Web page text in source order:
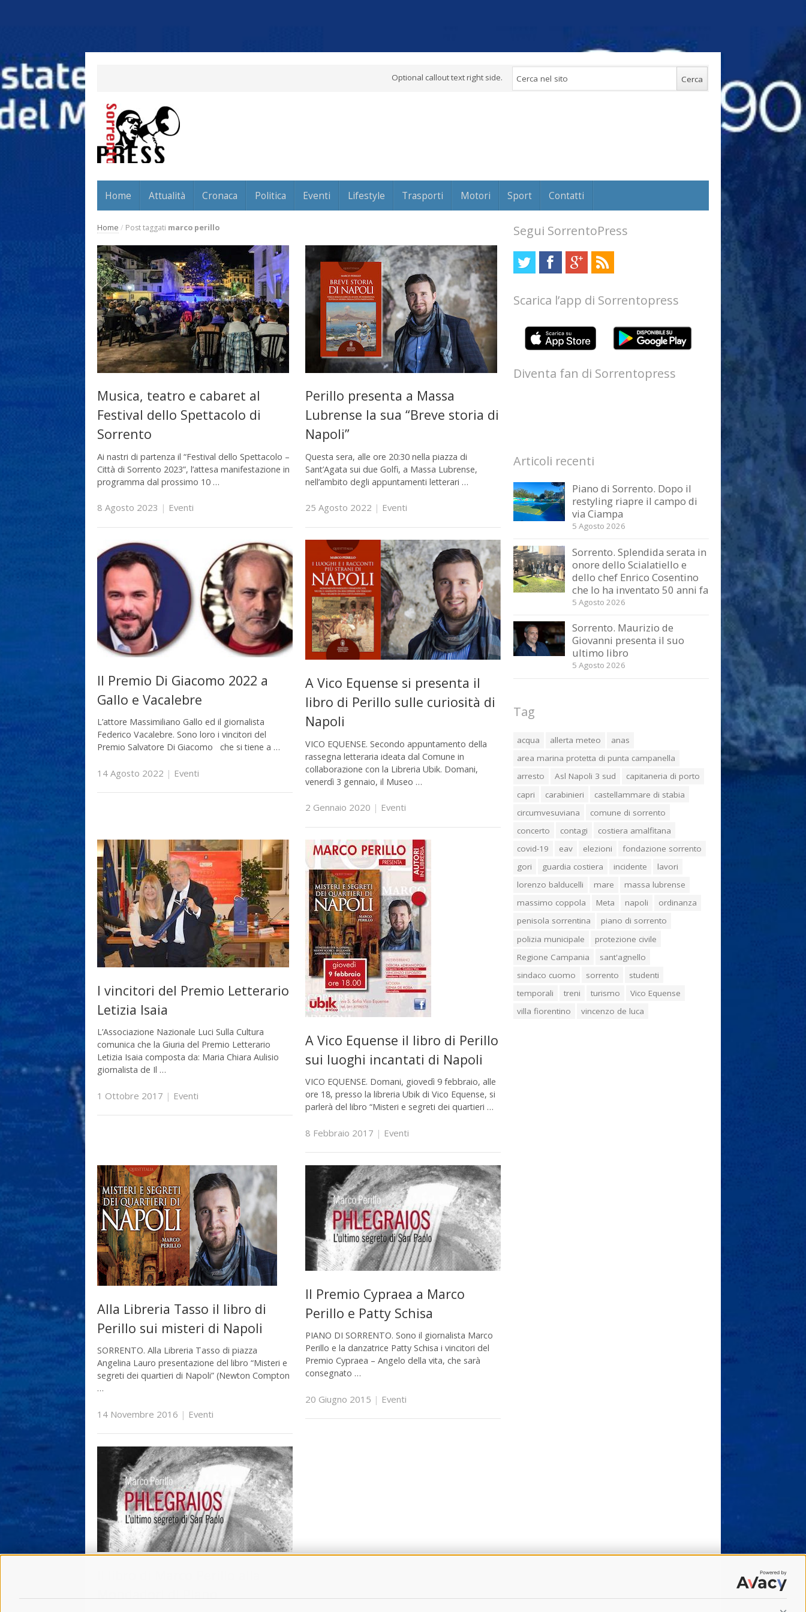
Optional callout text right side.
Home Attualità Cronaca Politica Eventi Lifestyle Trasporti Motori Sport Contatti
Home / Post taggati marco perillo
Musica, teatro e cabaret al
Festival dello Spettacolo di
Sorrento
Ai nastri di partenza il “Festival dello Spettacolo –
Città di Sorrento 2023”, l’attesa manifestazione in
programma dal prossimo 10 …
8 Agosto 2023 | Eventi
Perillo presenta a Massa
Lubrense la sua “Breve storia di
Napoli”
Questa sera, alle ore 20:30 nella piazza di
Sant’Agata sui due Golfi, a Massa Lubrense,
nell’ambito degli appuntamenti letterari …
25 Agosto 2022 | Eventi
Il Premio Di Giacomo 2022 a
Gallo e Vacalebre
L’attore Massimiliano Gallo ed il giornalista
Federico Vacalebre. Sono loro i vincitori del
Premio Salvatore Di Giacomo che si tiene a …
14 Agosto 2022 | Eventi
A Vico Equense si presenta il
libro di Perillo sulle curiosità di
Napoli
VICO EQUENSE. Secondo appuntamento della
rassegna letteraria ideata dal Comune in
collaborazione con la Libreria Ubik. Domani,
venerdì 3 gennaio, il Museo …
2 Gennaio 2020 | Eventi
I vincitori del Premio Letterario
Letizia Isaia
L’Associazione Nazionale Luci Sulla Cultura
comunica che la Giuria del Premio Letterario
Letizia Isaia composta da: Maria Chiara Aulisio
giornalista de Il …
1 Ottobre 2017 | Eventi
A Vico Equense il libro di Perillo
sui luoghi incantati di Napoli
VICO EQUENSE. Domani, giovedì 9 febbraio, alle
ore 18, presso la libreria Ubik di Vico Equense, si
parlerà del libro “Misteri e segreti dei quartieri …
8 Febbraio 2017 | Eventi
Alla Libreria Tasso il libro di
Perillo sui misteri di Napoli
SORRENTO. Alla Libreria Tasso di piazza
Angelina Lauro presentazione del libro “Misteri e
segreti dei quartieri di Napoli” (Newton Compton
…
14 Novembre 2016 | Eventi
Il Premio Cypraea a Marco
Perillo e Patty Schisa
PIANO DI SORRENTO. Sono il giornalista Marco
Perillo e la danzatrice Patty Schisa i vincitori del
Premio Cypraea – Angelo della vita, che sarà
consegnato …
20 Giugno 2015 | Eventi
Mondadori di Piano
Segui SorrentoPress
Scarica l’app di Sorrentopress
Diventa fan di Sorrentopress
Articoli recenti
Piano di Sorrento. Dopo il
restyling riapre il campo di
via Ciampa
5 Agosto 2026
Sorrento. Splendida serata in
onore dello Scialatiello e
dello chef Enrico Cosentino
che lo ha inventato 50 anni fa
5 Agosto 2026
Sorrento. Maurizio de
Giovanni presenta il suo
ultimo libro
5 Agosto 2026
Tag
acqua allerta meteo
anas
area marina protetta di punta campanella
arresto
Asl Napoli 3 sud
capitaneria di porto
capri
carabinieri
castellammare di stabia
circumvesuviana
comune di sorrento
concerto
contagi
costiera amalfitana
covid-19
eav elezioni
fondazione sorrento
gori
guardia costiera incidente
lavori
lorenzo balducelli
mare
massa lubrense
massimo coppola
Meta napoli
ordinanza
penisola sorrentina
piano di sorrento
polizia municipale
protezione civile
Regione Campania
sant'agnello
sindaco cuomo
sorrento
studenti
temporali
treni turismo
Vico Equense
villa fiorentino
vincenzo de luca